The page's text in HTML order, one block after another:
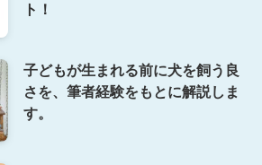
ト！
子どもが生まれる前に犬を飼う良
さを、筆者経験をもとに解説しま
す。